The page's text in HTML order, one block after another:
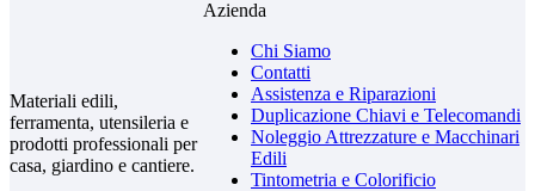
Materiali edili,
ferramenta, utensileria e
prodotti professionali per
casa, giardino e cantiere.
Azienda
Chi Siamo
Contatti
Assistenza e Riparazioni
Duplicazione Chiavi e Telecomandi
Noleggio Attrezzature e Macchinari
Edili
Tintometria e Colorificio